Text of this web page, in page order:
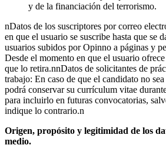
y de la financiación del terrorismo.
nDatos de los suscriptores por correo
en que el usuario se suscribe hasta que se
usuarios subidos por Opinno a páginas y
Desde el momento en que el usuario
que lo retira.nnDatos de solicitantes de
trabajo: En caso de que el candidato no
podrá conservar su currículum vitae
para incluirlo en futuras convocatorias,
indique lo contrario.n
Origen, propósito y legitimidad de los
medio.